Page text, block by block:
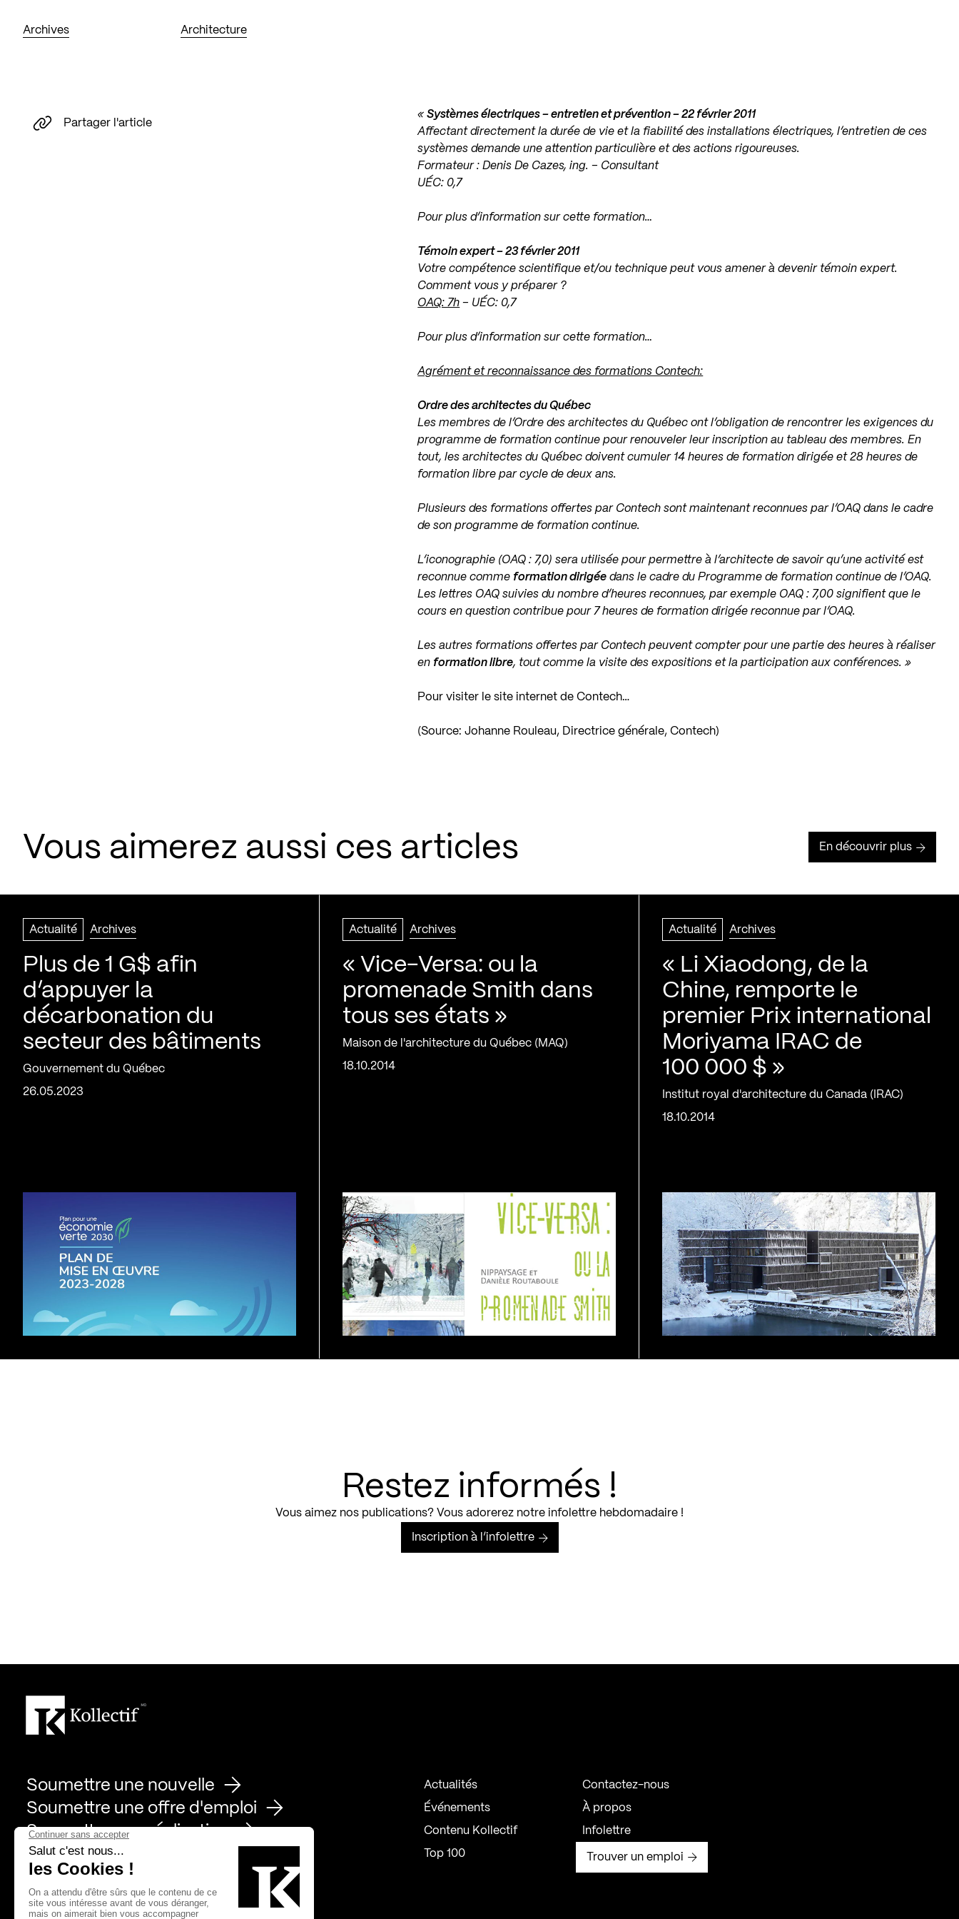
Archives Architecture
«Systèmes électriques – entretien et prévention – 22 février 2011
Affectant directement la durée de vie et la fiabilité des installations électriques, l’entretien de ces
systèmes demande une attention particulière et des actions rigoureuses.
Formateur : Denis De Cazes, ing. – Consultant
UÉC: 0,7
Pour plus d’information sur cette formation…
Témoin expert – 23 février 2011
Votre compétence scientifique et/ou technique peut vous amener à devenir témoin expert.
Comment vous y préparer ?
OAQ: 7h – UÉC: 0,7
Pour plus d’information sur cette formation…
Agrément et reconnaissance des formations Contech:
Ordre des architectes du Québec
Les membres de l’Ordre des architectes du Québec ont l’obligation de rencontrer les exigences du
programme de formation continue pour renouveler leur inscription au tableau des membres. En
tout, les architectes du Québec doivent cumuler 14 heures de formation dirigée et 28 heures de
formation libre par cycle de deux ans.
Plusieurs des formations offertes par Contech sont maintenant reconnues par l’OAQ dans le cadre
de son programme de formation continue.
L’iconographie (OAQ : 7,0) sera utilisée pour permettre à l’architecte de savoir qu’une activité est
reconnue comme formation dirigée dans le cadre du Programme de formation continue de l’OAQ.
Les lettres OAQ suivies du nombre d’heures reconnues, par exemple OAQ : 7,00 signifient que le
cours en question contribue pour 7 heures de formation dirigée reconnue par l’OAQ.
Les autres formations offertes par Contech peuvent compter pour une partie des heures à réaliser
en formation libre, tout comme la visite des expositions et la participation aux conférences. »
Pour visiter le site internet de Contech…
(Source: Johanne Rouleau, Directrice générale, Contech)
Partager l'article
Vous aimerez aussi ces articles En découvrir plus
Actualité Archives
Plus de 1 G$ afin
d’appuyer la
décarbonation du
secteur des bâtiments
Gouvernement du Québec
26.05.2023
Actualité Archives
« Vice-Versa: ou la
promenade Smith dans
tous ses états »
Maison de l'architecture du Québec (MAQ)
18.10.2014
Actualité Archives
« Li Xiaodong, de la
Chine, remporte le
premier Prix international
Moriyama IRAC de
100 000 $ »
Institut royal d'architecture du Canada (IRAC)
18.10.2014
Restez informés !
Vous aimez nos publications? Vous adorerez notre infolettre hebdomadaire !
Inscription à l’infolettre
Soumettre une nouvelle
Soumettre une offre d'emploi
Soumettre une réalisation
Actualités
Événements
Contenu Kollectif
Top 100
Contactez-nous
À propos
Infolettre
Trouver un emploi
Page Facebook de Kollectif
Page Instagram de Kollectif
Page Linkedin de Kollectif